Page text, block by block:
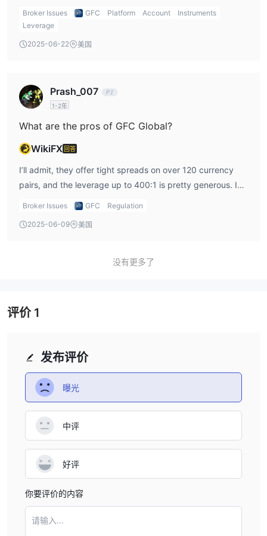
CFD and spot forex scene, it covers the basics.
Broker Issues GFC Platform Account
Instruments
Leverage
2025-06-22 美国
Prash_007
1-2年
What are the pros of GFC Global?
WikiFX 回答
I’ll admit, they offer tight spreads on over 120 currency
pairs, and the leverage up to 400:1 is pretty generous. I
also liked the choice between MT4, MT5, and their web
free.
Broker Issues GFC Regulation
2025-06-09 美国
没有更多了
发布评价
曝光
中评
好评
你要评价的内容
请输入...
评价1